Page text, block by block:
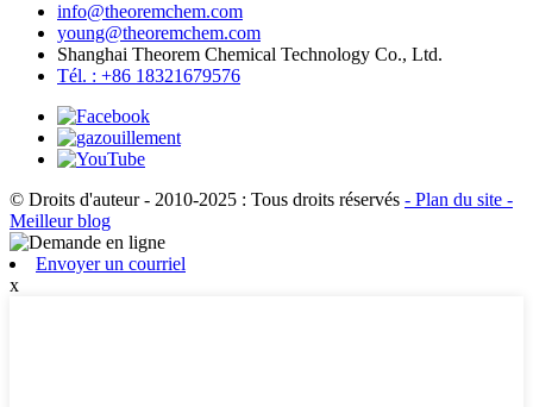
info@theoremchem.com
young@theoremchem.com
Shanghai Theorem Chemical Technology Co., Ltd.
Tél. : +86 18321679576
© Droits d'auteur - 2010-2025 : Tous droits réservés - Plan du site -
Meilleur blog
Envoyer un courriel
x